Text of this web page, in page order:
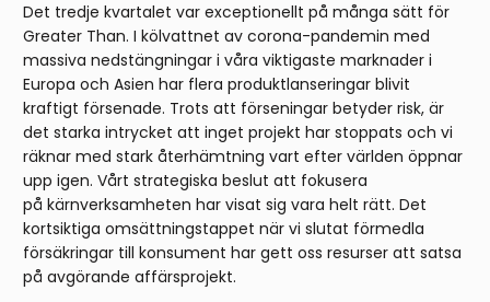
Det tredje kvartalet var exceptionellt på många sätt för
Greater Than. I kölvattnet av corona-pandemin med
massiva nedstängningar i våra viktigaste marknader i
Europa och Asien har flera produktlanseringar blivit
kraftigt försenade. Trots att förseningar betyder risk, är
det starka intrycket att inget projekt har stoppats och vi
räknar med stark återhämtning vart efter världen öppnar
upp igen. Vårt strategiska beslut att fokusera
på kärnverksamheten har visat sig vara helt rätt. Det
kortsiktiga omsättningstappet när vi slutat förmedla
försäkringar till konsument har gett oss resurser att satsa
på avgörande affärsprojekt.